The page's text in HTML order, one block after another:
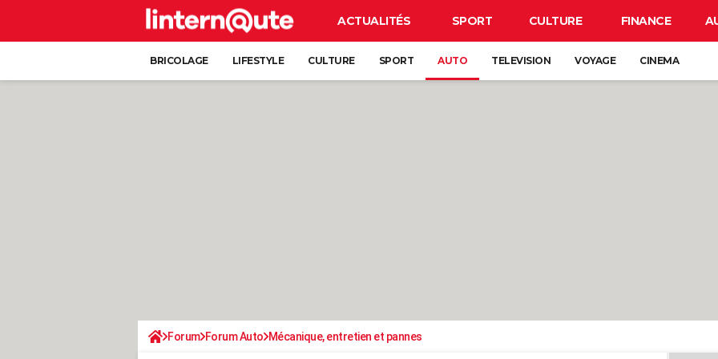
ACTUALITÉS SPORT CULTURE FINANCE
BRICOLAGE LIFESTYLE CULTURE SPORT AUTO TELEVISION VOYAGE CINEMA
Forum Forum Auto Mécanique, entretien et pannes